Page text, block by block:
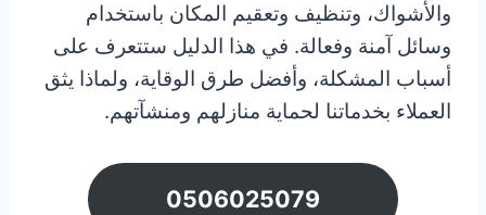
والأشواك، وتنظيف وتعقيم المكان باستخدام
وسائل آمنة وفعالة. في هذا الدليل ستتعرف على
أسباب المشكلة، وأفضل طرق الوقاية، ولماذا يثق
العملاء بخدماتنا لحماية منازلهم ومنشآتهم.
0506025079